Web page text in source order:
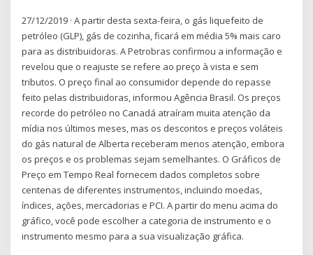
27/12/2019 · A partir desta sexta-feira, o gás liquefeito de
petróleo (GLP), gás de cozinha, ficará em média 5% mais caro
para as distribuidoras. A Petrobras confirmou a informação e
revelou que o reajuste se refere ao preço à vista e sem
tributos. O preço final ao consumidor depende do repasse
feito pelas distribuidoras, informou Agência Brasil. Os preços
recorde do petróleo no Canadá atraíram muita atenção da
mídia nos últimos meses, mas os descontos e preços voláteis
do gás natural de Alberta receberam menos atenção, embora
os preços e os problemas sejam semelhantes. O Gráficos de
Preço em Tempo Real fornecem dados completos sobre
centenas de diferentes instrumentos, incluindo moedas,
índices, ações, mercadorias e PCI. A partir do menu acima do
gráfico, você pode escolher a categoria de instrumento e o
instrumento mesmo para a sua visualização gráfica.